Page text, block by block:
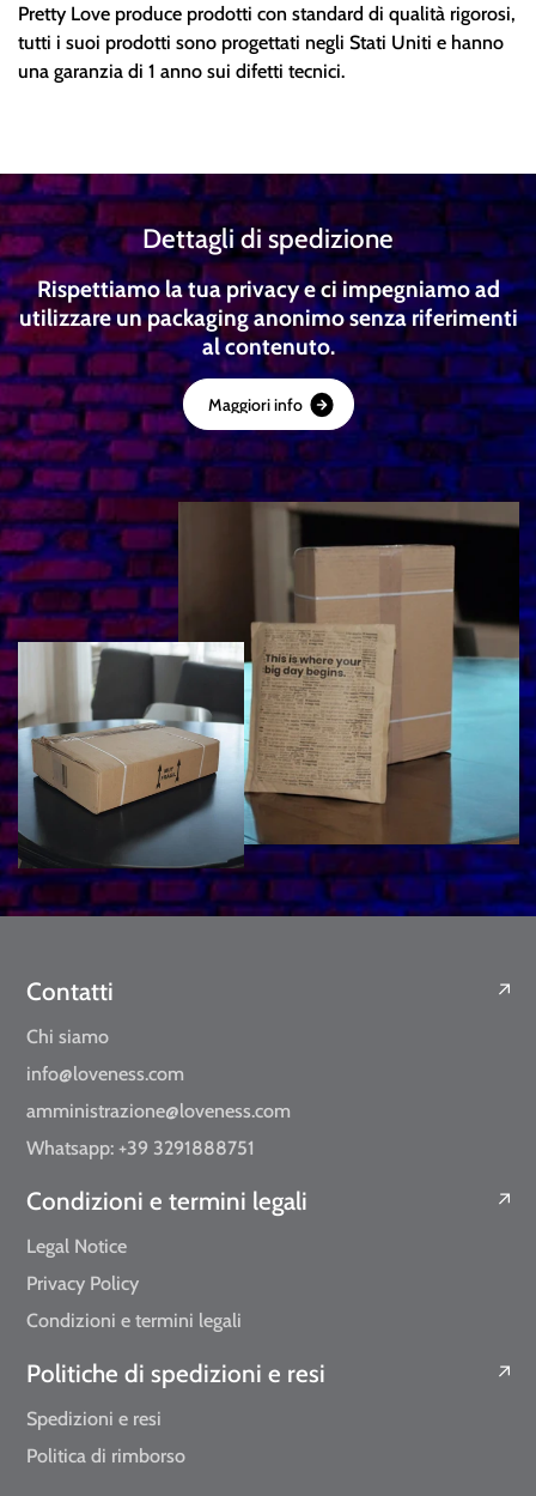
Pretty Love produce prodotti con standard di qualità rigorosi,
tutti i suoi prodotti sono progettati negli Stati Uniti e hanno
una garanzia di 1 anno sui difetti tecnici.
Dettagli di spedizione
Rispettiamo la tua privacy e ci impegniamo ad
utilizzare un packaging anonimo senza riferimenti
al contenuto.
Maggioriinfo
Contatti
Chi siamo
info@loveness.com
amministrazione@loveness.com
Whatsapp: +39 3291888751
Condizioni e termini legali
Legal Notice
Privacy Policy
Condizioni e termini legali
Politiche di spedizioni e resi
Spedizioni e resi
Politica di rimborso